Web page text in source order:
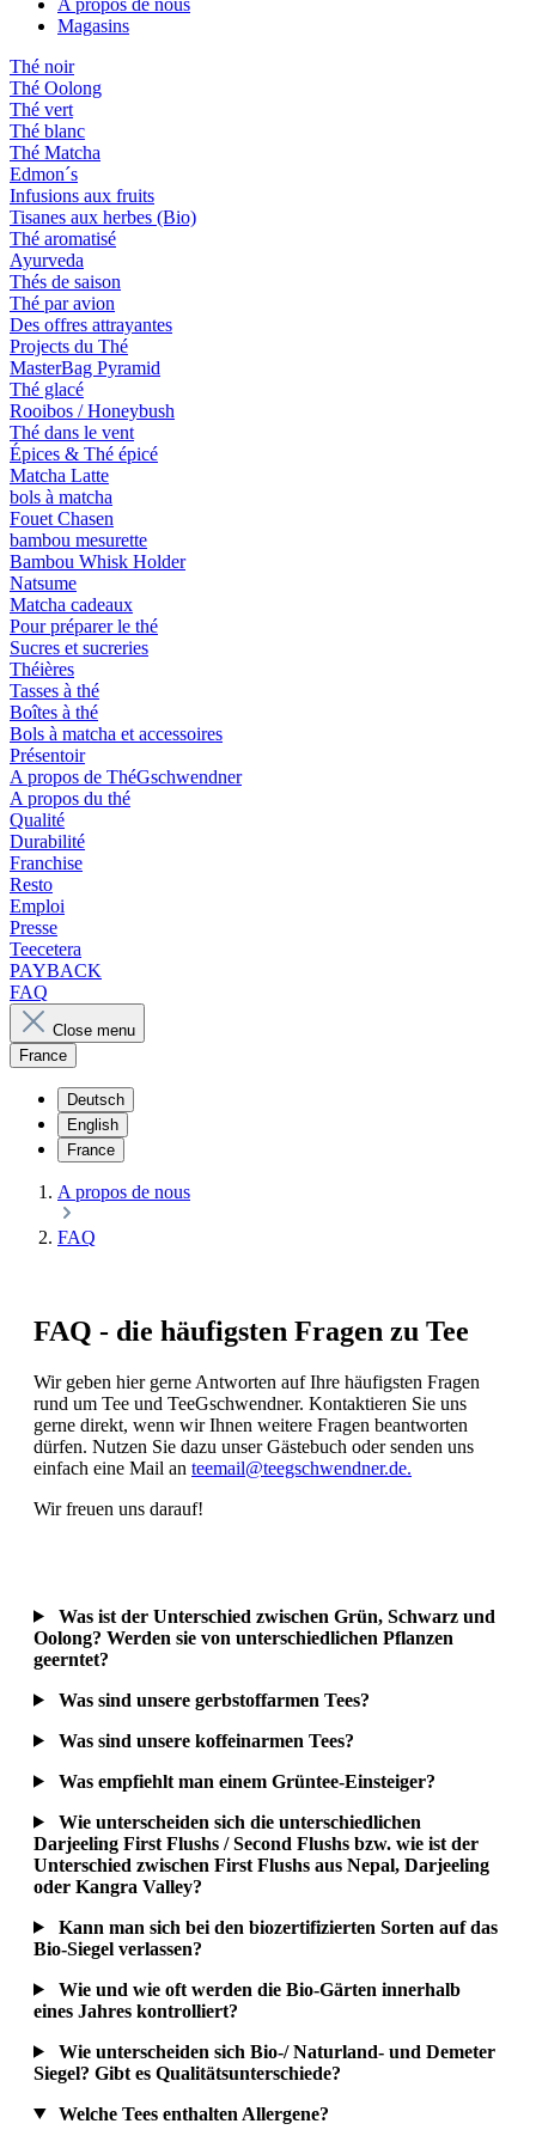
A propos de nous
Magasins
Thé noir
Thé Oolong
Thé vert
Thé blanc
Thé Matcha
Edmon´s
Infusions aux fruits
Tisanes aux herbes (Bio)
Thé aromatisé
Ayurveda
Thés de saison
Thé par avion
Des offres attrayantes
Projects du Thé
MasterBag Pyramid
Thé glacé
Rooibos / Honeybush
Thé dans le vent
Épices & Thé épicé
Matcha Latte
bols à matcha
Fouet Chasen
bambou mesurette
Bambou Whisk Holder
Natsume
Matcha cadeaux
Pour préparer le thé
Sucres et sucreries
Théières
Tasses à thé
Boîtes à thé
Bols à matcha et accessoires
Présentoir
A propos de ThéGschwendner
A propos du thé
Qualité
Durabilité
Franchise
Resto
Emploi
Presse
Teecetera
PAYBACK
FAQ
Close menu
France
Deutsch
English
France
A propos de nous
FAQ
FAQ - die häufigsten Fragen zu Tee
Wir geben hier gerne Antworten auf Ihre häufigsten Fragen
rund um Tee und TeeGschwendner. Kontaktieren Sie uns
gerne direkt, wenn wir Ihnen weitere Fragen beantworten
dürfen. Nutzen Sie dazu unser Gästebuch oder senden uns
einfach eine Mail an teemail@teegschwendner.de.
Wir freuen uns darauf!
Was ist der Unterschied zwischen Grün, Schwarz und
Oolong? Werden sie von unterschiedlichen Pflanzen
geerntet?
Was sind unsere gerbstoffarmen Tees?
Was sind unsere koffeinarmen Tees?
Was empfiehlt man einem Grüntee-Einsteiger?
Wie unterscheiden sich die unterschiedlichen
Darjeeling First Flushs / Second Flushs bzw. wie ist der
Unterschied zwischen First Flushs aus Nepal, Darjeeling
oder Kangra Valley?
Kann man sich bei den biozertifizierten Sorten auf das
Bio-Siegel verlassen?
Wie und wie oft werden die Bio-Gärten innerhalb
eines Jahres kontrolliert?
Wie unterscheiden sich Bio-/ Naturland- und Demeter
Siegel? Gibt es Qualitätsunterschiede?
Welche Tees enthalten Allergene?